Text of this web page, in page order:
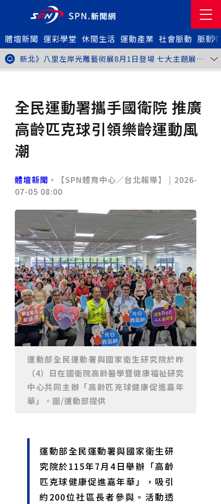
體壇新聞 運彩學堂 休閒生活 運動產業 社會脈動 脈動
金牌搖籃驚傳「球荒」！江啟臣偕運彩公會挺萬和國
中，捐贈 1800 顆羽球助小將 4 月全中運奪金
台中》15分鐘的診療，13年的堅持！ 中山醫大牙醫系
跨海義診13年
新北》八里左岸光雕藝術展8月1日登場 七大主題展區
打造夏夜光影盛宴
台中》中聯油脂案釀全民恐慌 議員張芬郁質詢轟食安稽
適圈」祕笈
台中》食安風暴擴大 中彰投苗縣市長參選人提「食安聯
防治理平台」等3主張
台中》中山醫大攜手新創登陸亞洲生技展 發表「微奈米
眼用鏡片」等13項臨床研發技術
高雄》啟用近30年迎來外觀與結構重塑 高雄旗津輪渡
站改造完工啟用
縮短藥效等待期！中山附醫引進速效抗憂鬱鼻噴劑 24
正式啟用
專題人物》我不是會長，是歐巴桑！」穆閩珠自掏腰包
台中》中捷聯名VTuber活動告捷 首5日運量增24%周
邊營收破250萬
台中》看好綠美圖 大巨蛋商機！星享道攜手萬豪 打造
23名、全台醫學大學第3名
桃園市籌備115年全民運動會 體育局：預計9月前完成
重要前置作業
2026年金星最佳觀賞期將至 週五日落後仰角達全年最
高
台中》中山醫大響應「30+大學計畫」 推出餐飲經營與
高齡照護學分專班
三星伴月聯手金星近鬼宿星團 端午連假西方低空上演天
文秀
台中》端午節前勞累驚覺單側無力 攤商「亞急性腦出
血」醫籲三徵兆速就醫
台中》跨越萬里深耕20年 中山附醫協助吐瓦魯建置首
套急診檢傷系統
世足》姆巴佩梅開二度破隊史紀錄 法國3比1擊敗塞內
加爾奪世界盃開門紅
搶攻端午連假人潮 臺北天文館推銀河特展與免費劇場搶
客
台中》萬豐國小奪少棒全國冠軍 赴美參賽盼各界正視
500萬經費缺口
蕭美琴視察帛琉Malakal島開發計畫 盼深化台帛水產與
醫療合作
婦人眼角冒水皰確診帶狀皰疹 臺中醫院跨科即時診治化
解失明與腦炎危機
參山處「梨山原民歌舞與工藝體驗」6月登場 結合永續
觀光推深度部落旅遊
台中》中央挹注逾8成！蔡其昌爭取4980萬 翻新清水五
權路道路與人行步道
智慧科技解救護士的腿！中山醫大與仁寶攜手「送藥機
器人」月省醫護120公里步程
台北》污水廠變身都市綠洲！內湖運動公園全新戲水區
盛大開放 智慧預約環教體驗
嘉義》搶攻端午親子商機！嘉義縣推「沉浸式角色扮
演」 邀學童化身小海盜、建築職人全台放電
阿里山精品咖啡香 成為端午與暑假深度旅遊新亮點
臺中甩「六都第一胖」稱號！「2026台中星燃計畫」啟
動 祭150萬獎金邀市民健康減重
跨界解密「健康一體」 科博館、國衛院特展登場 手機
甲 萬人爭躦轎底響徹夜空
MLB》鄧愷威6局飆6K完封小熊奪第3勝！宰制力複製
「王建民建仔旋風」引爆世代傳承鐵觀音節政大登場 結合大文山友善食農與地方創生
臺德技職教育深層對話！德國Walther Rathenau師生
造訪大安高工 體驗端午文化與前瞻工業實作
迎端午、抗酷暑！臺中盛夏水域系列活動本周六起兩地
課堂搬到菜市場！北市13校「游於藝」成果展 導覽小
全民運動署攜手國衛院 推廣
高齡匹克球引領樂齡運動風
潮
體壇新聞 •【SPN體育中心／台北報導】 | 2026-
07-05 08:00
運動部全民運動署與國家衛生研究院於昨
（4）日在國衛院高齡醫學暨健康福祉研究
中心共同主辦「高齡匹克球健康促進嘉年
華」。圖/運動部提供
運動部全民運動署與國家衛生研
究院於115年7月4日舉辦「高齡
匹克球健康促進嘉年華」，吸引
約200位社區長者參與。活動透